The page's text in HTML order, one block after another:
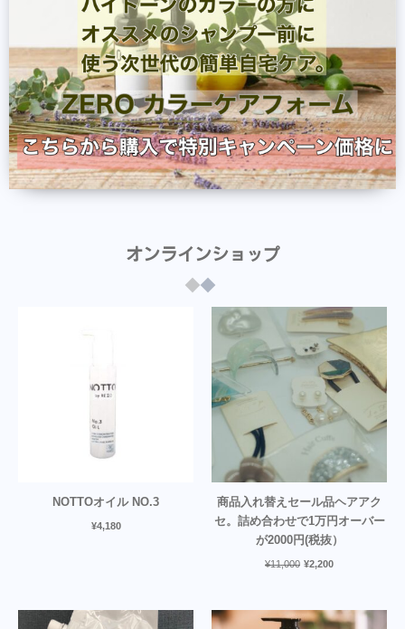
オンラインショップ
NOTTOオイル NO.3
¥4,180
商品入れ替えセール品ヘアアク
セ。詰め合わせで1万円オーバー
が2000円(税抜）
¥11,000 ¥2,200